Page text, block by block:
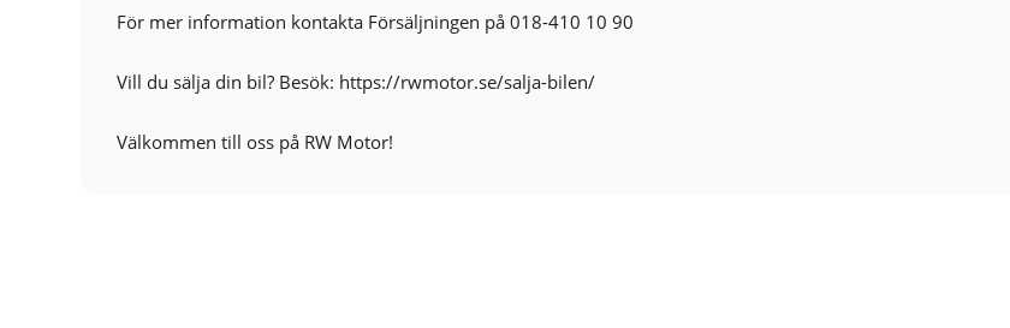
För mer information kontakta Försäljningen på 018-410 10 90
Vill du sälja din bil? Besök: https://rwmotor.se/salja-bilen/
Välkommen till oss på RW Motor!